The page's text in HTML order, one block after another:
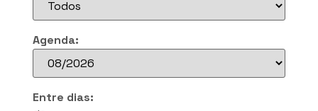
Agenda:
Entre dias: